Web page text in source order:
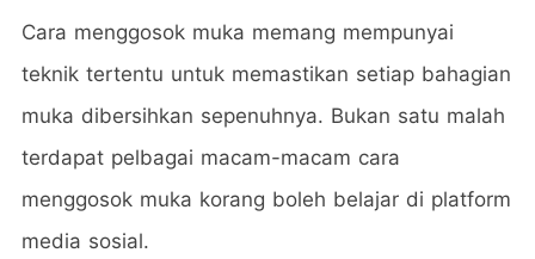
Cara menggosok muka memang mempunyai
teknik tertentu untuk memastikan setiap bahagian
muka dibersihkan sepenuhnya. Bukan satu malah
terdapat pelbagai macam-macam cara
menggosok muka korang boleh belajar di platform
media sosial.